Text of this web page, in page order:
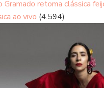
Gramado retoma clássica
ao vivo (4.594)